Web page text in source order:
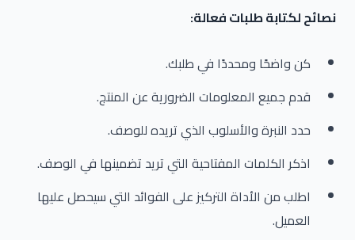
نصائح لكتابة طلبات فعالة:
كن واضحًا ومحددًا في طلبك.
قدم جميع المعلومات الضرورية عن المنتج.
حدد النبرة والأسلوب الذي تريده للوصف.
اذكر الكلمات المفتاحية التي تريد تضمينها في الوصف.
اطلب من الأداة التركيز على الفوائد التي سيحصل عليها
العميل.